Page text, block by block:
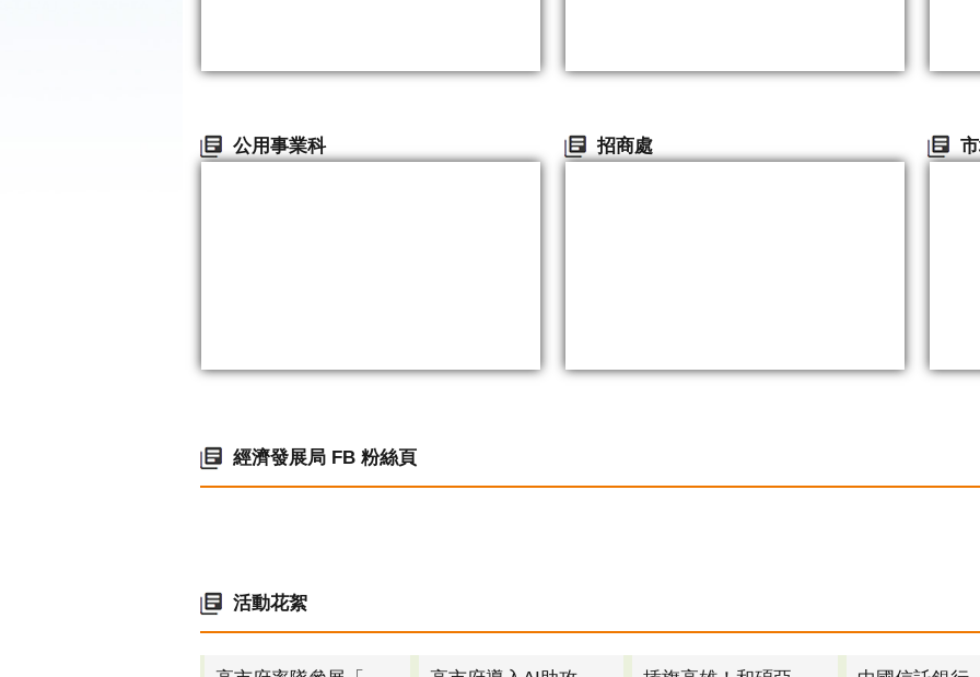
公用事業科 招商處
經濟發展局 FB 粉絲頁
活動花絮